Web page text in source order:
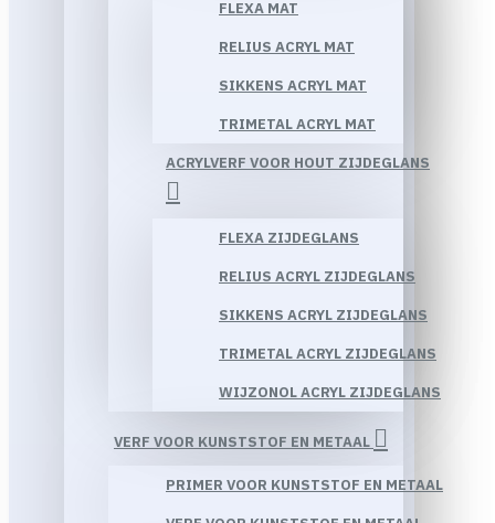
FLEXA MAT
RELIUS ACRYL MAT
SIKKENS ACRYL MAT
TRIMETAL ACRYL MAT
ACRYLVERF VOOR HOUT ZIJDEGLANS
FLEXA ZIJDEGLANS
RELIUS ACRYL ZIJDEGLANS
SIKKENS ACRYL ZIJDEGLANS
TRIMETAL ACRYL ZIJDEGLANS
WIJZONOL ACRYL ZIJDEGLANS
VERF VOOR KUNSTSTOF EN METAAL
PRIMER VOOR KUNSTSTOF EN METAAL